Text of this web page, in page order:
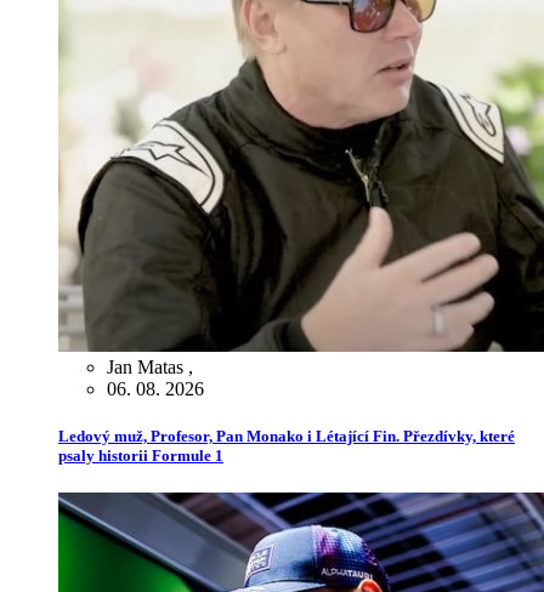
Jan Matas ,
06. 08. 2026
Ledový muž, Profesor, Pan Monako i Létající Fin. Přezdívky, které
psaly historii Formule 1